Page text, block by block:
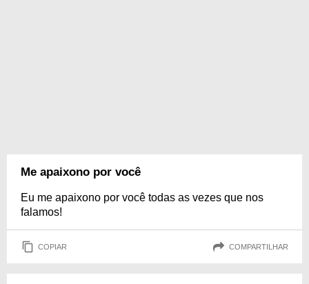
Me apaixono por você
Eu me apaixono por você todas as vezes que nos
falamos!
COPIAR COMPARTILHAR